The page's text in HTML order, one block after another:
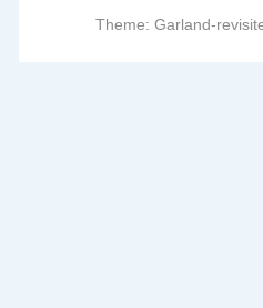
Theme: Garland-